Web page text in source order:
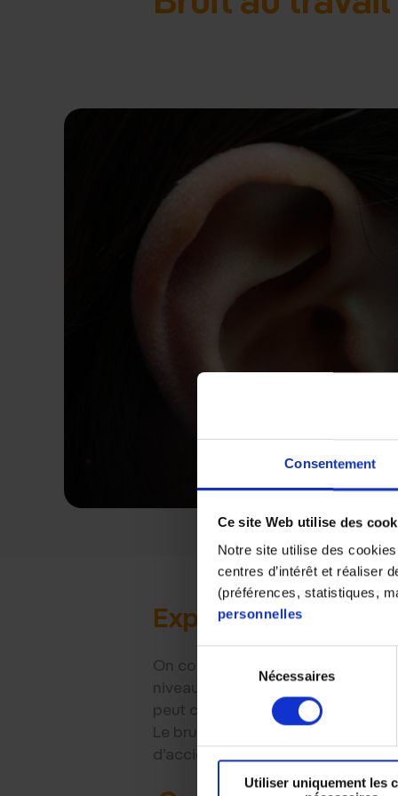
Consentement
Ce site Web utilise des
Notre site utilise des
centres d’intérêt et réaliser
(préférences, statistiques,
personnelles
consentement
Nécessaires
Utiliser uniquement les
Exposition au bruit,
On considère que l’ouïe est en
niveau est extrêmement élevé
peut conduire à une surdité,
Le bruit est cause de fatigue et
d’accidents. Explications envidéo